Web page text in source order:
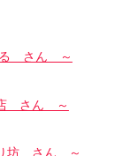
る さん ～
店 さん ～
坊 さん ～